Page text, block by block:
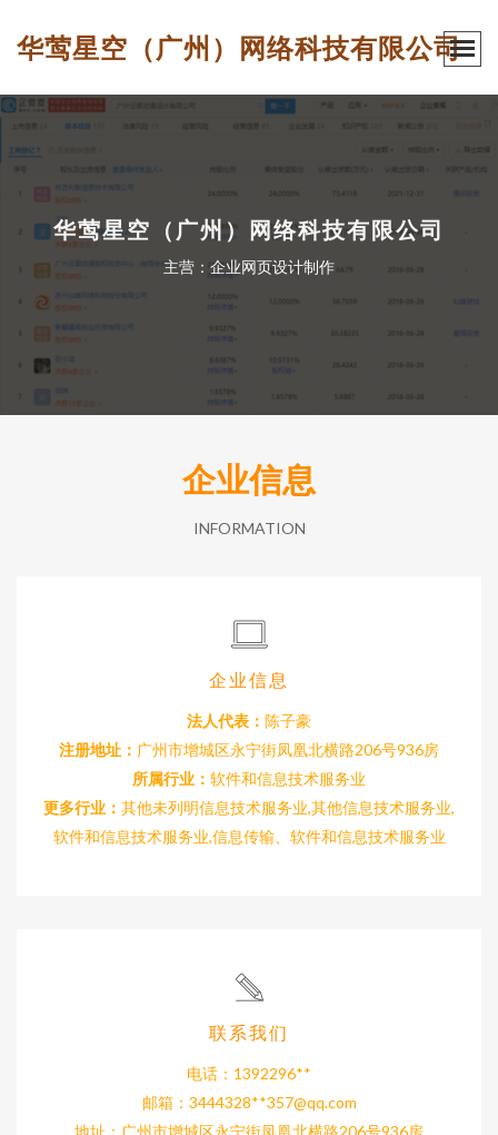
华莺星空（广州）网络科技有限公司
华莺星空（广州）网络科技有限公司
主营：企业网页设计制作
企业信息
INFORMATION
企业信息
法人代表： 陈子豪
注册地址： 广州市增城区永宁街凤凰北横路206号936房
所属行业： 软件和信息技术服务业
更多行业： 其他未列明信息技术服务业,其他信息技术服务业,
软件和信息技术服务业,信息传输、软件和信息技术服务业
联系我们
电话：1392296**
邮箱：3444328**357@qq.com
地址：广州市增城区永宁街凤凰北横路206号936房